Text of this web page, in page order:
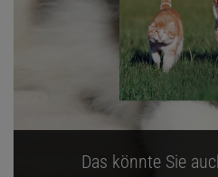
Das könnte Sie